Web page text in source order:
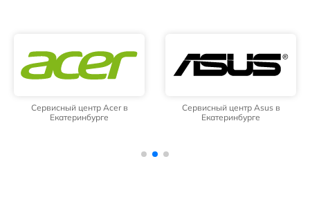
Сервисный центр Acer в
Екатеринбурге
Сервисный центр Asus в
Екатеринбурге